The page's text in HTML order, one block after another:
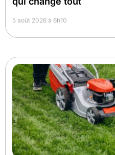
5 août 2026 à 6h10